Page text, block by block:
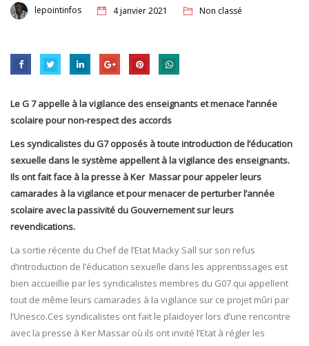
lepointinfos 4 janvier 2021 Non classé
Le G 7 appelle à la vigilance des enseignants et menace l’année
scolaire pour non-respect des accords
Les syndicalistes du G7 opposés à toute introduction de l’éducation
sexuelle dans le système appellent à la vigilance des enseignants.
Ils ont fait face à la presse à Ker Massar pour appeler leurs
camarades à la vigilance et pour menacer de perturber l’année
scolaire avec la passivité du Gouvernement sur leurs
revendications.
La sortie récente du Chef de l’Etat Macky Sall sur son refus
d’introduction de l’éducation sexuelle dans les apprentissages est
bien accueillie par les syndicalistes membres du G07 qui appellent
tout de même leurs camarades à la vigilance sur ce projet mûri par
l’Unesco.Ces syndicalistes ont fait le plaidoyer lors d’une rencontre
avec la presse à Ker Massar où ils ont invité l’Etat à régler les